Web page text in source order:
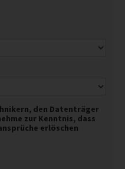
den Datenträger
zur Kenntnis, dass
erlöschen